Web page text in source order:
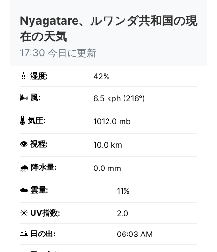
Nyagatare、ルワンダ共和国の現
在の天気
17:30 今日に更新
💧 湿度: 42%
🌬️ 風: 6.5 kph (216°)
🌡️ 気圧: 1012.0 mb
👁️ 視程: 10.0 km
🌧️ 降水量: 0.0 mm
☁️ 雲量: 11%
☀️ UV指数: 2.0
🌅 日の出: 06:03 AM